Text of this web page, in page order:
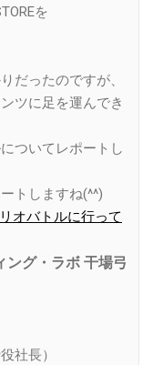
を
だったのですが、
ツに足を運んでき
ついてレポートし
トしますね(^^)
オバトルに行って
グ・ラボ 干場弓
社長）